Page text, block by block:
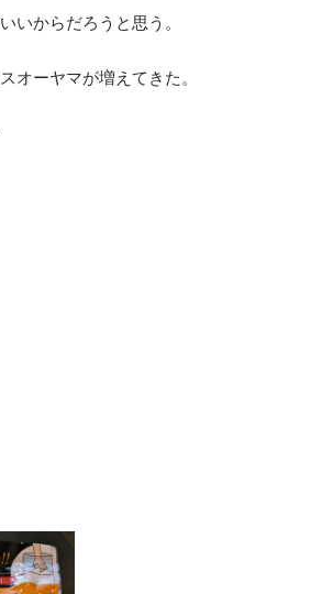
いからだろうと思う。
オーヤマが増えてきた。